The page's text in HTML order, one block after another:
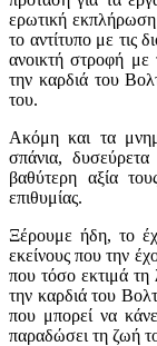
ερωτική εκπλήρωση
το αντίτυπο με τις
ανοικτή στροφή
την καρδιά του
του.
Ακόμη και τα
σπάνια,
βαθύτερη αξία
επιθυμίας.
Ξέρουμε ήδη, το
εκείνους που την
που τόσο εκτιμά τη
την καρδιά του
που μπορεί να
παραδώσει τη ζωή